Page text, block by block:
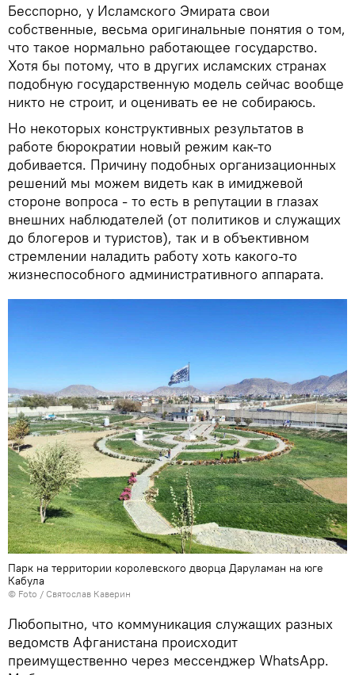
Бесспорно, у Исламского Эмирата свои
собственные, весьма оригинальные понятия о том,
что такое нормально работающее государство.
Хотя бы потому, что в других исламских странах
подобную государственную модель сейчас вообще
никто не строит, и оценивать ее не собираюсь.
Но некоторых конструктивных результатов в
работе бюрократии новый режим как-то
добивается. Причину подобных организационных
решений мы можем видеть как в имиджевой
стороне вопроса - то есть в репутации в глазах
внешних наблюдателей (от политиков и служащих
до блогеров и туристов), так и в объективном
стремлении наладить работу хоть какого-то
жизнеспособного административного аппарата.
Парк на территории королевского дворца Даруламан на юге
Кабула
© Foto / Святослав Каверин
Любопытно, что коммуникация служащих разных
ведомств Афганистана происходит
преимущественно через мессенджер WhatsApp.